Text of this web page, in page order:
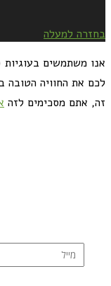
בחזרה למעלה
לכם את החוויה
זה, אתם מסכימים לזה